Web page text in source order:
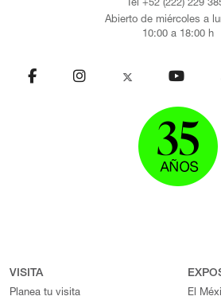
Tel +52 (222) 229
Abierto de miércoles a
10:00 a 18:00 h
VISITA
Planea tu visita
El